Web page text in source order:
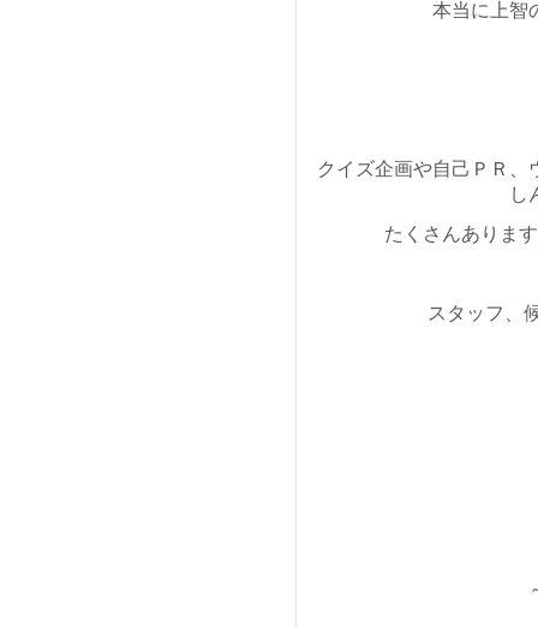
本当に上智
クイズ企画や自己ＰＲ
し
たくさんありま
スタッフ、